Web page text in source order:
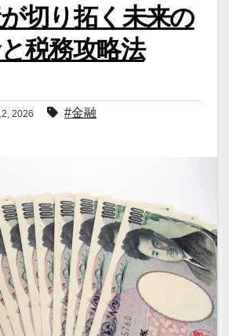
切り拓く未来の
税務攻略法
2026 #金融